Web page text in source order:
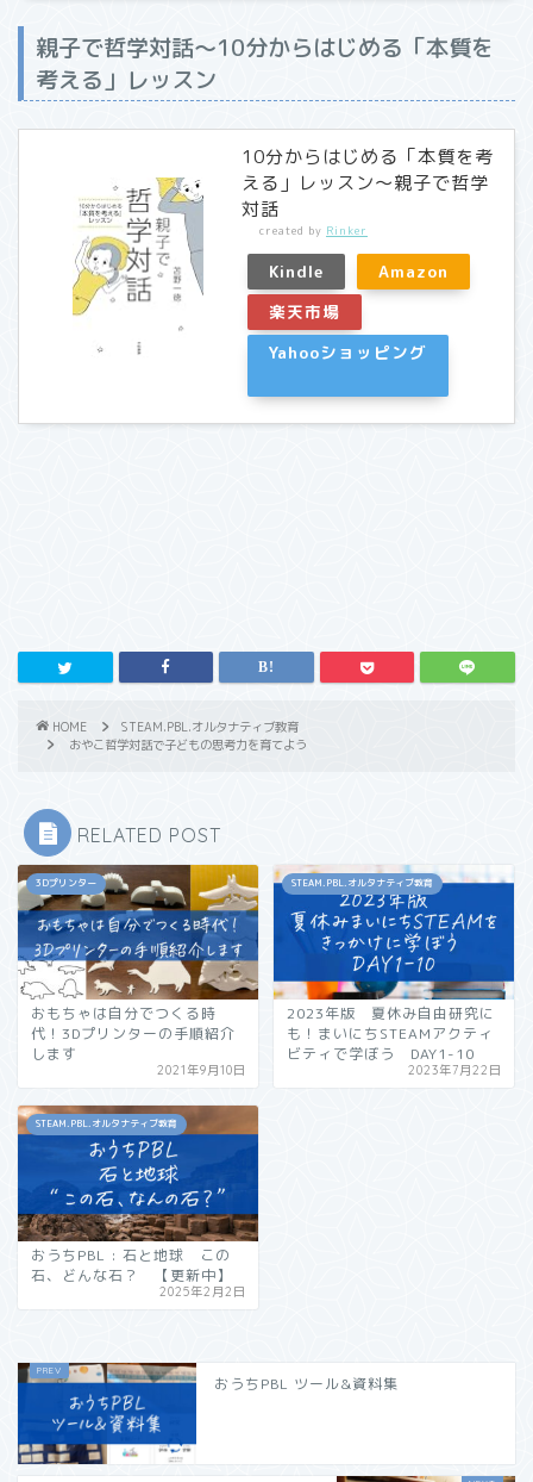
親子で哲学対話～10分からはじめる「本質を
考える」レッスン
10分からはじめる「本質を考
える」レッスン～親子で哲学
対話
created by Rinker
Kindle
Amazon
楽天市場
Yahooショッピング
HOME
STEAM.PBL.オルタナティブ教育
おやこ哲学対話で子どもの思考力を育てよう
RELATED POST
3Dプリンター
おもちゃは自分でつくる時
代！3Dプリンターの手順紹介
します
2021年9月10日
STEAM.PBL.オルタナティブ教育
2023年版 夏休み自由研究に
も！まいにちSTEAMアクティ
ビティで学ぼう DAY1-10
2023年7月22日
STEAM.PBL.オルタナティブ教育
おうちPBL : 石と地球 この
石、どんな石？ 【更新中】
2025年2月2日
おうちPBL ツール&資料集